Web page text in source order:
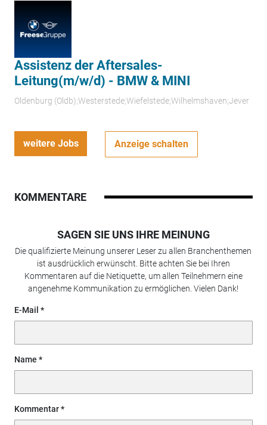
Assistenz der Aftersales-
Leitung(m/w/d) - BMW & MINI
Oldenburg (Oldb);Westerstede;Wiefelstede;Wilhelmshaven;Jever
weitere Jobs Anzeige schalten
KOMMENTARE
SAGEN SIE UNS IHRE MEINUNG
Die qualifizierte Meinung unserer Leser zu allen Branchenthemen
ist ausdrücklich erwünscht. Bitte achten Sie bei Ihren
Kommentaren auf die Netiquette, um allen Teilnehmern eine
angenehme Kommunikation zu ermöglichen. Vielen Dank!
E-Mail
Name
Kommentar